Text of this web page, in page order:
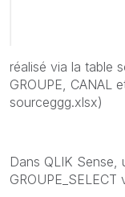
réalisé via la table
GROUPE, CANAL
sourceggg.xlsx)
Dans QLIK Sense,
GROUPE_SELECT